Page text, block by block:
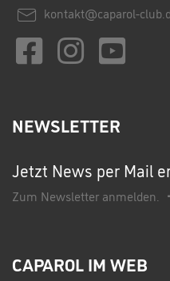
kontakt@caparol-
NEWSLETTER
Jetzt News per Mail
Zum Newsletter anmelden.
CAPAROL IM WEB